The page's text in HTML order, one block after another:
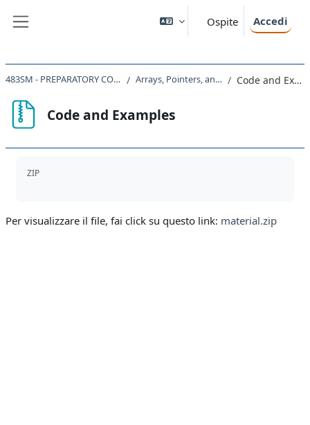
Ospite Accedi
483SM - PREPARATORY COURSE 2022 Arrays, Pointers, and Strings Code and Examples
Code and Examples
ZIP
Per visualizzare il file, fai click su questo link: material.zip